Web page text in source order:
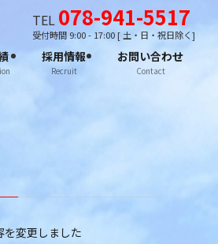
TEL 078-941-5517
受付時間 9:00 - 17:00 [ 土・日・祝日除く]
採用情報
Recruit
お問い合わせ
Contact
を変更しました